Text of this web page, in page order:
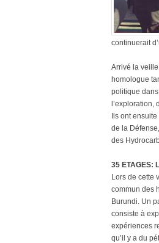
continuerait
Arrivé la
homologue
politique
l’exploration,
Ils ont
de la
des
35 ETAGES:
Lors de cette
commun des
Burundi. Un
consiste à
expériences
qu’il y a du